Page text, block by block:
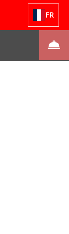
FR